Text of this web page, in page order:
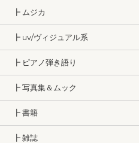
┣ ムジカ
┣ uv/ヴィジュアル系
┣ ピアノ弾き語り
┣ 写真集＆ムック
┣ 書籍
┣ 雑誌